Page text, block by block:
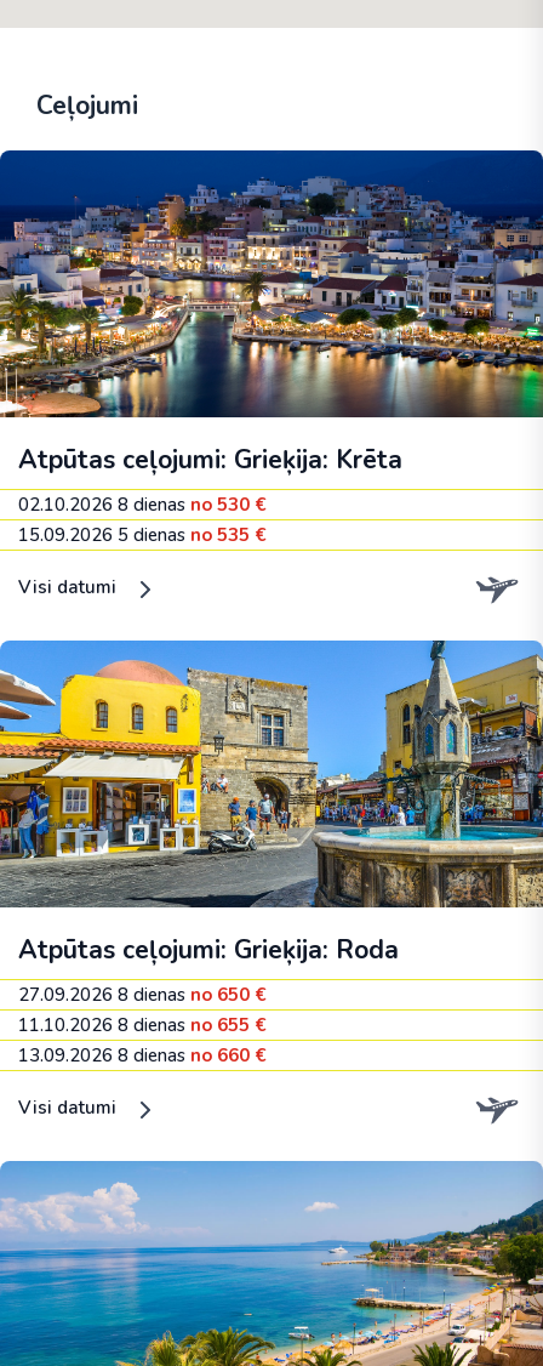
Ceļojumi
Atpūtas ceļojumi: Grieķija: Krēta
02.10.2026 8 dienas no 530 €
15.09.2026 5 dienas no 535 €
Visi datumi
Atpūtas ceļojumi: Grieķija: Roda
27.09.2026 8 dienas no 650 €
11.10.2026 8 dienas no 655 €
13.09.2026 8 dienas no 660 €
Visi datumi